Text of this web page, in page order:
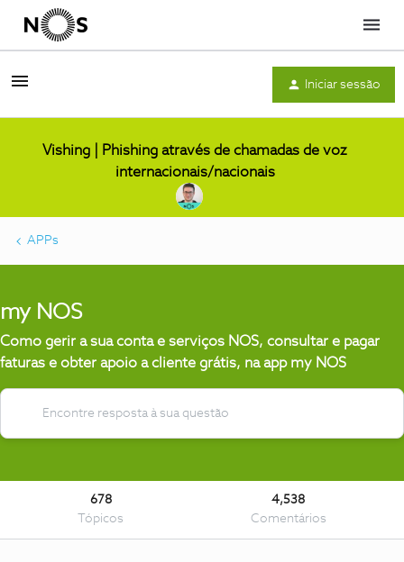
Menu
Iniciar sessão
Vishing | Phishing através de chamadas de voz
internacionais/nacionais
APPs
my NOS
Como gerir a sua conta e serviços NOS, consultar e pagar
faturas e obter apoio a cliente grátis, na app my NOS
678
Tópicos
4,538
Comentários